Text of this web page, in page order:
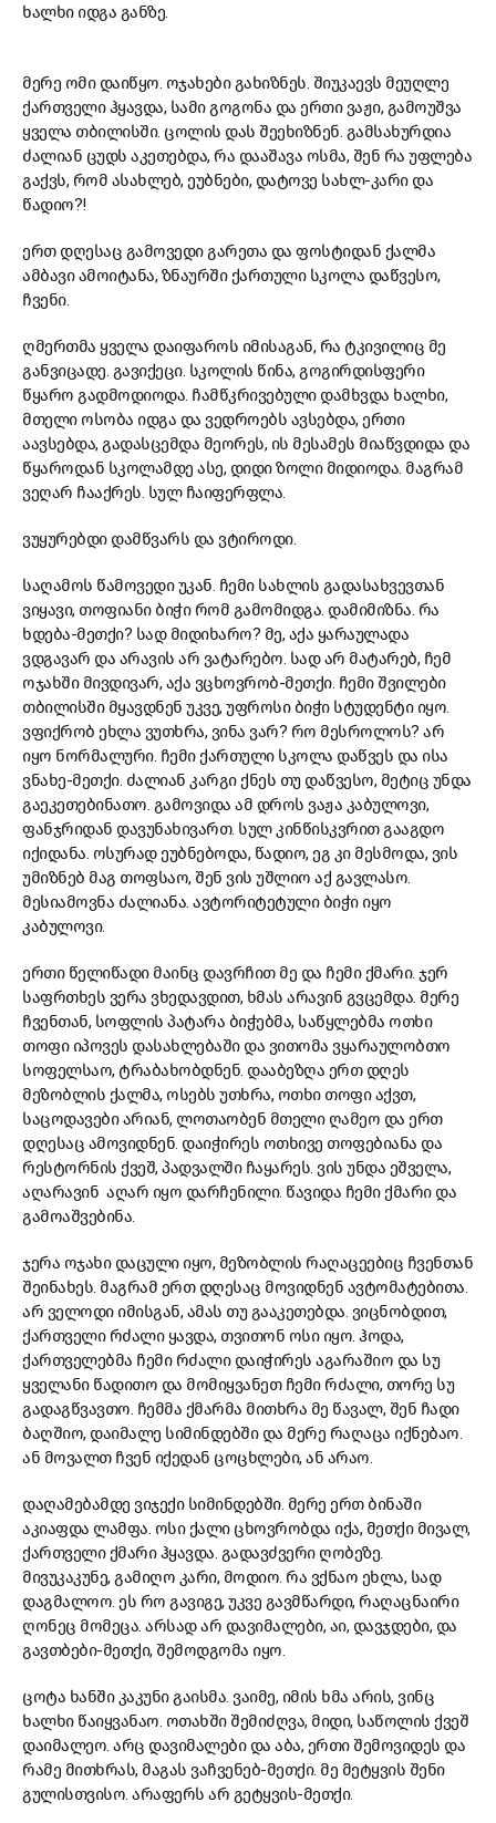
ხალხი იდგა განზე.
მერე ომი დაიწყო. ოჯახები გახიზნეს. შიუკაევს მეუღლე
ქართველი ჰყავდა, სამი გოგონა და ერთი ვაჟი, გამოუშვა
ყველა თბილისში. ცოლის დას შეეხიზნენ. გამსახურდია
ძალიან ცუდს აკეთებდა, რა დააშავა ოსმა, შენ რა უფლება
გაქვს, რომ ასახლებ, ეუბნები, დატოვე სახლ-კარი და
წადიო?!
ერთ დღესაც გამოვედი გარეთა და ფოსტიდან ქალმა
ამბავი ამოიტანა, ზნაურში ქართული სკოლა დაწვესო,
ჩვენი.
ღმერთმა ყველა დაიფაროს იმისაგან, რა ტკივილიც მე
განვიცადე. გავიქეცი. სკოლის წინა, გოგირდისფერი
წყარო გადმოდიოდა. ჩამწკრივებული დამხვდა ხალხი,
მთელი ოსობა იდგა და ვედროებს ავსებდა, ერთი
აავსებდა, გადასცემდა მეორეს, ის მესამეს მიაწვდიდა და
წყაროდან სკოლამდე ასე, დიდი ზოლი მიდიოდა. მაგრამ
ვეღარ ჩააქრეს. სულ ჩაიფერფლა.
ვუყურებდი დამწვარს და ვტიროდი.
საღამოს წამოვედი უკან. ჩემი სახლის გადასახვევთან
ვიყავი, თოფიანი ბიჭი რომ გამომიდგა. დამიმიზნა. რა
ხდება-მეთქი? სად მიდიხარო? მე, აქა ყარაულადა
ვდგავარ და არავის არ ვატარებო. სად არ მატარებ, ჩემ
ოჯახში მივდივარ, აქა ვცხოვრობ-მეთქი. ჩემი შვილები
თბილისში მყავდნენ უკვე, უფროსი ბიჭი სტუდენტი იყო.
ვფიქრობ ეხლა ვუთხრა, ვინა ვარ? რო მესროლოს? არ
იყო ნორმალური. ჩემი ქართული სკოლა დაწვეს და ისა
ვნახე-მეთქი. ძალიან კარგი ქნეს თუ დაწვესო, მეტიც უნდა
გაეკეთებინათო. გამოვიდა ამ დროს ვაჟა კაბულოვი,
ფანჯრიდან დავუნახივართ. სულ კინწისკვრით გააგდო
იქიდანა. ოსურად ეუბნებოდა, წადიო, ეგ კი მესმოდა, ვის
უმიზნებ მაგ თოფსაო, შენ ვის უშლიო აქ გავლასო.
მესიამოვნა ძალიანა. ავტორიტეტული ბიჭი იყო
კაბულოვი.
ერთი წელიწადი მაინც დავრჩით მე და ჩემი ქმარი. ჯერ
საფრთხეს ვერა ვხედავდით, ხმას არავინ გვცემდა. მერე
ჩვენთან, სოფლის პატარა ბიჭებმა, საწყლებმა ოთხი
თოფი იპოვეს დასახლებაში და ვითომა ვყარაულობთო
სოფელსაო, ტრაბახობდნენ. დააბეზღა ერთ დღეს
მეზობლის ქალმა, ოსებს უთხრა, ოთხი თოფი აქვთ,
საცოდავები არიან, ლოთაობენ მთელი ღამეო და ერთ
დღესაც ამოვიდნენ. დაიჭირეს ოთხივე თოფებიანა და
რესტორნის ქვეშ, პადვალში ჩაყარეს. ვის უნდა ეშველა,
აღარავინ აღარ იყო დარჩენილი. წავიდა ჩემი ქმარი და
გამოაშვებინა.
ჯერა ოჯახი დაცული იყო, მეზობლის რაღაცეებიც ჩვენთან
შეინახეს. მაგრამ ერთ დღესაც მოვიდნენ ავტომატებითა.
არ ველოდი იმისგან, ამას თუ გააკეთებდა. ვიცნობდით,
ქართველი რძალი ყავდა, თვითონ ოსი იყო. ჰოდა,
ქართველებმა ჩემი რძალი დაიჭირეს აგარაშიო და სუ
ყველანი წადითო და მომიყვანეთ ჩემი რძალი, თორე სუ
გადაგწვავთო. ჩემმა ქმარმა მითხრა მე წავალ, შენ ჩადი
ბაღშიო, დაიმალე სიმინდებში და მერე რაღაცა იქნებაო.
ან მოვალთ ჩვენ იქედან ცოცხლები, ან არაო.
დაღამებამდე ვიჯექი სიმინდებში. მერე ერთ ბინაში
აკიაფდა ლამფა. ოსი ქალი ცხოვრობდა იქა, მეთქი მივალ,
ქართველი ქმარი ჰყავდა. გადავძვერი ღობეზე.
მივუკაკუნე, გამიღო კარი, მოდიო. რა ვქნაო ეხლა, სად
დაგმალოო. ეს რო გავიგე, უკვე გავმწარდი, რაღაცნაირი
ღონეც მომეცა. არსად არ დავიმალები, აი, დავჯდები, და
გავთბები-მეთქი, შემოდგომა იყო.
ცოტა ხანში კაკუნი გაისმა. ვაიმე, იმის ხმა არის, ვინც
ხალხი წაიყვანაო. ოთახში შემიძღვა, მიდი, საწოლის ქვეშ
დაიმალეო. არც დავიმალები და აბა, ერთი შემოვიდეს და
რამე მითხრას, მაგას ვაჩვენებ-მეთქი. მე მეტყვის შენი
გულისთვისო. არაფერს არ გეტყვის-მეთქი.